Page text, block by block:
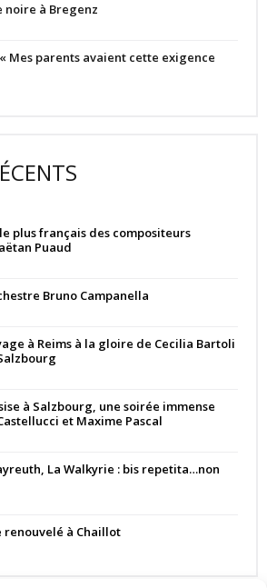
noire à Bregenz
Mes parents avaient cette exigence
plus français des compositeurs
Puaud
Bruno Campanella
à Reims à la gloire de Cecilia Bartoli
à Salzbourg, une soirée immense
et Maxime Pascal
La Walkyrie : bis repetita…non
renouvelé à Chaillot